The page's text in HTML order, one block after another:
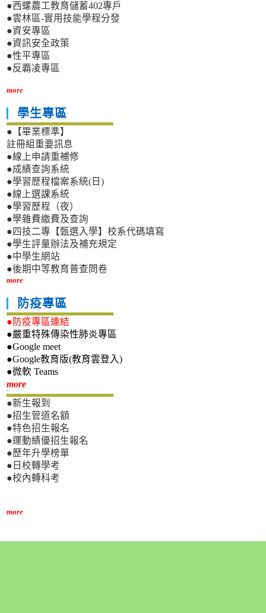
●西螺農工教育儲蓄402專戶
●雲林區-實用技能學程分發
●資安專區
●資訊安全政策
●性平專區
●反霸凌專區
more
學生專區
●【畢業標準】
註冊組重要訊息
●線上申請重補修
●成績查詢系統
●學習歷程檔案系統(日)
●線上選課系統
●學習歷程（夜）
●學雜費繳費及查詢
●四技二專【甄選入學】校系代碼填寫
●學生評量辦法及補充規定
●中學生網站
●後期中等教育普查問卷
more
防疫專區
●防疫專區連結
●嚴重特殊傳染性肺炎專區
●Google meet
●Google教育版(教育雲登入)
●微軟 Teams
more新生專區
●新生報到
●招生管道名額
●特色招生報名
●運動績優招生報名
●歷年升學榜單
●日校轉學考
●校內轉科考
more